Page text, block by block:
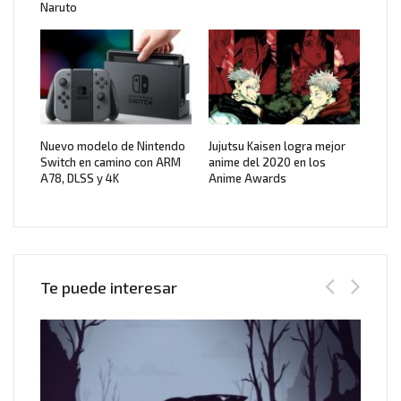
Naruto
Nuevo modelo de Nintendo
Switch en camino con ARM
A78, DLSS y 4K
Jujutsu Kaisen logra mejor
anime del 2020 en los
Anime Awards
Te puede interesar